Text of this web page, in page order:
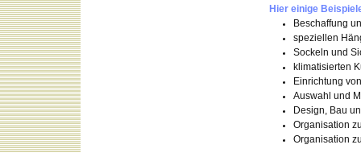
Hier einige
Beschaffung
speziellen
Sockeln und
klimatisierten
Einrichtung
Auswahl und
Design, Bau
Organisation
Organisation